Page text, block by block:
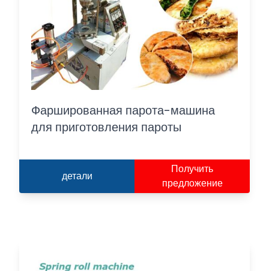
Фаршированная парота-машина
для приготовления пароты
детали
Получить
предложение